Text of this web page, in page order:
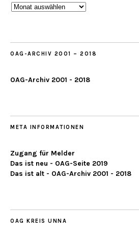
Beobachtungen
OAG-ARCHIV 2001 – 2018
OAG-Archiv 2001 - 2018
META INFORMATIONEN
Zugang für Melder
Das ist neu - OAG-Seite 2019
Das ist alt - OAG-Archiv 2001 - 2018
OAG KREIS UNNA